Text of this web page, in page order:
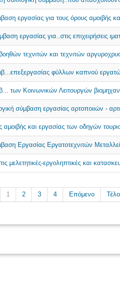
εργασίας για τους όρους αμοιβής
εργασίας για..στις επιχειρήσεις
τεχνιτών και τεχνιτών
φύλλων καπνού
των Κοινωνικών Λειτουργών
σύμβαση εργασίας αρτοποιιών -
και εργασίας των οδηγών
Εργασίας Εργατοτεχνιτών
μελετητικές-εργοληπτικές και
1 2 3 4 Επόμενο